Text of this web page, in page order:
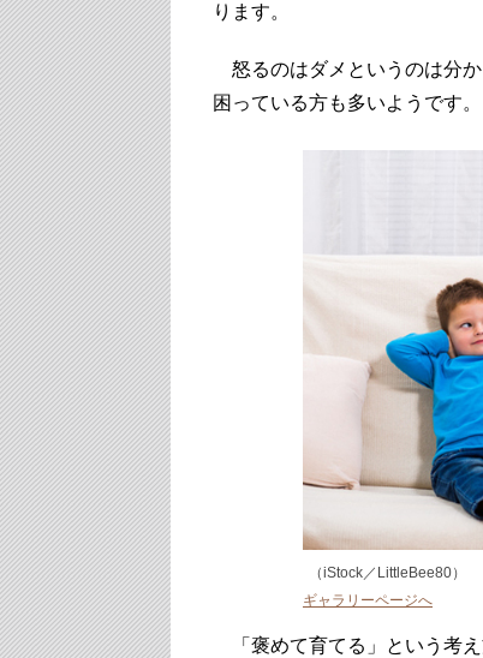
ります。
怒るのはダメというのは分
困っている方も多いようです。
（iStock／LittleBee80）
ギャラリーページへ
「褒めて育てる」という考